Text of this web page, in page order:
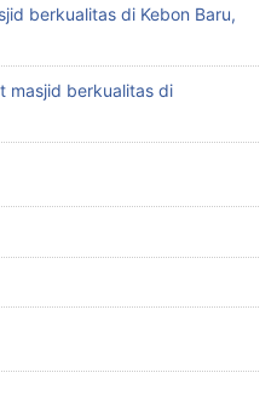
berkualitas di Kebon Baru,
masjid berkualitas di